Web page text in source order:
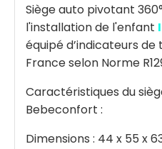
Siège auto pivotant
l'installation de l'enfant
équipé d’indicateurs
France selon Norme
Caractéristiques du
Bebeconfort :
Dimensions : 44 x 55 x